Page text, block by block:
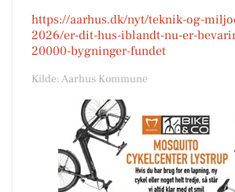
https://aarhus.dk/nyt/teknik-og-
2026/er-dit-hus-iblandt-nu-er-
20000-bygninger-fundet
Kilde: Aarhus Kommune